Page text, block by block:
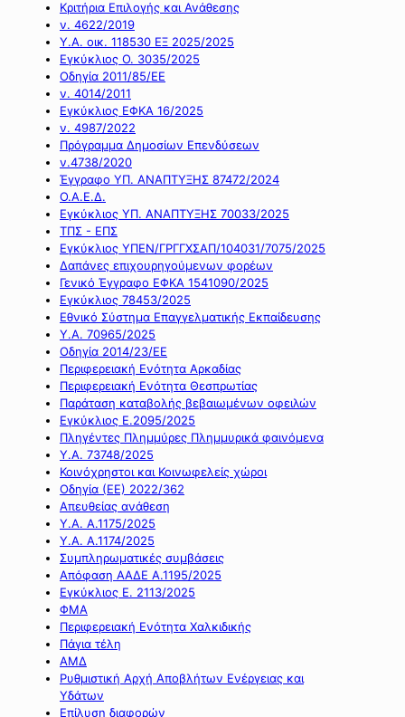
Κριτήρια Επιλογής και Ανάθεσης
ν. 4622/2019
Υ.Α. οικ. 118530 ΕΞ 2025/2025
Εγκύκλιος Ο. 3035/2025
Οδηγία 2011/85/ΕΕ
ν. 4014/2011
Εγκύκλιος ΕΦΚΑ 16/2025
ν. 4987/2022
Πρόγραμμα Δημοσίων Επενδύσεων
ν.4738/2020
Έγγραφο ΥΠ. ΑΝΑΠΤΥΞΗΣ 87472/2024
Ο.Α.Ε.Δ.
Εγκύκλιος ΥΠ. ΑΝΑΠΤΥΞΗΣ 70033/2025
ΤΠΣ - ΕΠΣ
Εγκύκλιος ΥΠΕΝ/ΓΡΓΓΧΣΑΠ/104031/7075/2025
Δαπάνες επιχουρηγούμενων φορέων
Γενικό Έγγραφο ΕΦΚΑ 1541090/2025
Εγκύκλιος 78453/2025
Εθνικό Σύστημα Επαγγελματικής Εκπαίδευσης
Υ.Α. 70965/2025
Οδηγία 2014/23/ΕΕ
Περιφερειακή Ενότητα Αρκαδίας
Περιφερειακή Ενότητα Θεσπρωτίας
Παράταση καταβολής βεβαιωμένων οφειλών
Εγκύκλιος Ε.2095/2025
Πληγέντες Πλημμύρες Πλημμυρικά φαινόμενα
Υ.Α. 73748/2025
Κοινόχρηστοι και Κοινωφελείς χώροι
Οδηγία (ΕΕ) 2022/362
Απευθείας ανάθεση
Υ.Α. Α.1175/2025
Υ.Α. Α.1174/2025
Συμπληρωματικές συμβάσεις
Απόφαση ΑΑΔΕ Α.1195/2025
Εγκύκλιος Ε. 2113/2025
ΦΜΑ
Περιφερειακή Ενότητα Χαλκιδικής
Πάγια τέλη
ΑΜΔ
Ρυθμιστική Αρχή Αποβλήτων Ενέργειας και
Υδάτων
Επίλυση διαφορών